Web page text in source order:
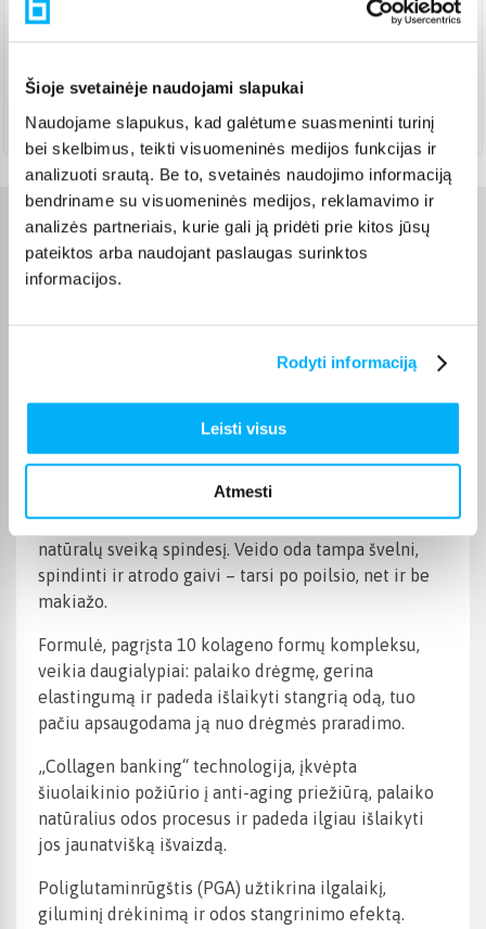
Šioje svetainėje naudojami slapukai
Naudojame slapukus, kad galėtume suasmeninti turinį
bei skelbimus, teikti visuomeninės medijos funkcijas ir
analizuoti srautą. Be to, svetainės naudojimo informaciją
bendriname su visuomeninės medijos, reklamavimo ir
analizės partneriais, kurie gali ją pridėti prie kitos jūsų
pateiktos arba naudojant paslaugas surinktos
informacijos.
Rodyti informaciją
Leisti visus
Atmesti
Atsiėmimas Veiverių g. 171, Kaunas
Rugpjūtis 14d. - Rugpjūtis 20d.
Charakteristikos
Gamintojas
Prekės aprašymas
Lengvas drėkinamasis veido kremas dienai, kuris
intensyviai drėkina odą, ją išlygina ir suteikia
natūralų sveiką spindesį. Veido oda tampa švelni,
spindinti ir atrodo gaivi – tarsi po poilsio, net ir be
makiažo.
Formulė, pagrįsta 10 kolageno formų kompleksu,
veikia daugialypiai: palaiko drėgmę, gerina
elastingumą ir padeda išlaikyti stangrią odą, tuo
pačiu apsaugodama ją nuo drėgmės praradimo.
„Collagen banking“ technologija, įkvėpta
šiuolaikinio požiūrio į anti-aging priežiūrą, palaiko
natūralius odos procesus ir padeda ilgiau išlaikyti
jos jaunatvišką išvaizdą.
Poliglutaminrūgštis (PGA) užtikrina ilgalaikį,
giluminį drėkinimą ir odos stangrinimo efektą.